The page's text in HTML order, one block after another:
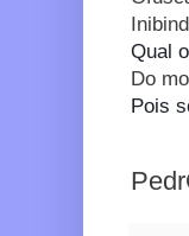
Qua
Do
Pois